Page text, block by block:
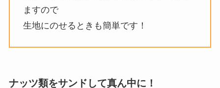
ますので
生地にのせるときも簡単です！
ナッツ類をサンドして真ん中に！